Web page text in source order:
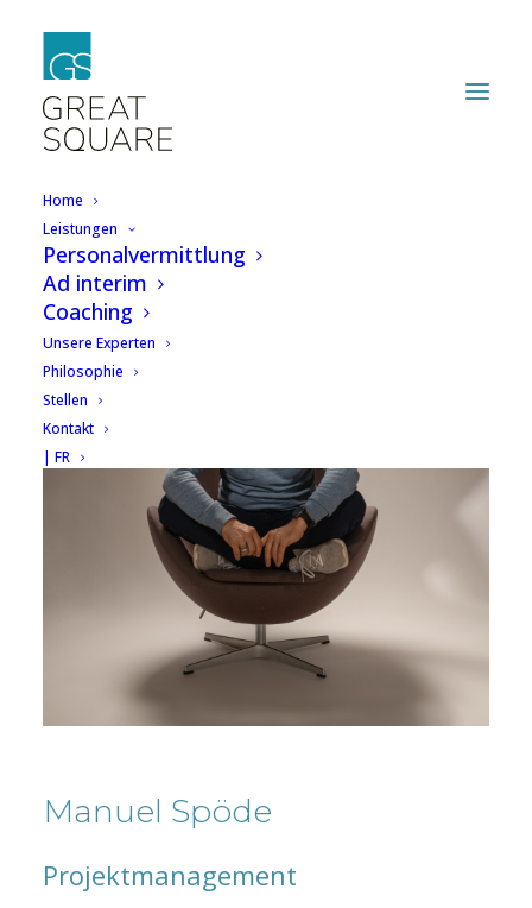
Home
Leistungen
Personalvermittlung
Ad interim
Coaching
Unsere Experten
Philosophie
Stellen
Kontakt
| FR
Manuel Spöde
Projektmanagement